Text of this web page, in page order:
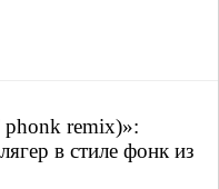
remix)»:
в стиле фонк из